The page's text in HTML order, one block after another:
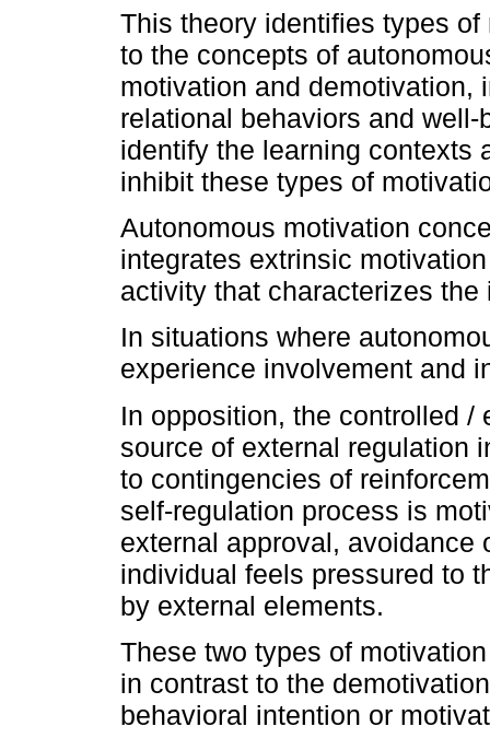
This theory identifies types
to the concepts of
motivation and demotivation,
relational behaviors and
identify the learning contexts
inhibit these types of
Autonomous motivation
integrates extrinsic
activity that characterizes
In situations where
experience involvement and
In opposition, the controlled
source of external regulation
to contingencies of
self-regulation process is
external approval, avoidance
individual feels pressured to
by external elements.
These two types of
in contrast to the
behavioral intention or